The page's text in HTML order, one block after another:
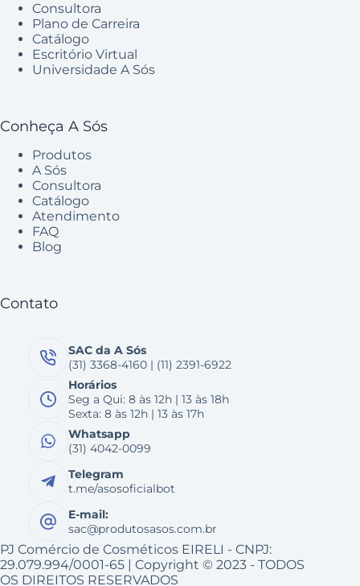
Consultora
Plano de Carreira
Catálogo
Escritório Virtual
Universidade A Sós
Conheça A Sós
Produtos
A Sós
Consultora
Catálogo
Atendimento
FAQ
Blog
Contato
SAC da A Sós
(31) 3368-4160 | (11) 2391-6922
Horários
Seg a Qui: 8 às 12h | 13 às 18h
Sexta: 8 às 12h | 13 às 17h
Whatsapp
(31) 4042-0099
Telegram
t.me/asosoficialbot
E-mail:
sac@produtosasos.com.br
PJ Comércio de Cosméticos EIRELI - CNPJ:
29.079.994/0001-65 | Copyright © 2023 - TODOS
OS DIREITOS RESERVADOS